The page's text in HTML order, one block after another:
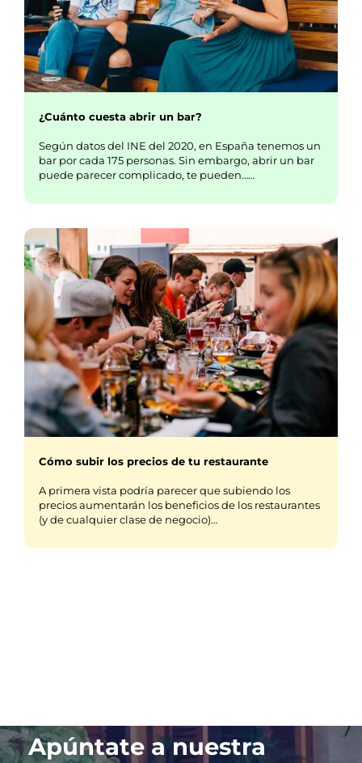
¿Cuánto cuesta abrir un bar?
Según datos del INE del 2020, en España tenemos un
bar por cada 175 personas. Sin embargo, abrir un bar
puede parecer complicado, te pueden……
Cómo subir los precios de tu restaurante
A primera vista podría parecer que subiendo los
precios aumentarán los beneficios de los restaurantes
(y de cualquier clase de negocio)…
Apúntate a nuestra